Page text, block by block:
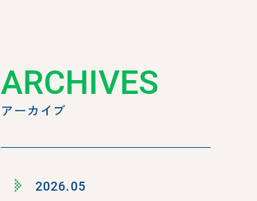
ARCHIVES
アーカイブ
2026.05